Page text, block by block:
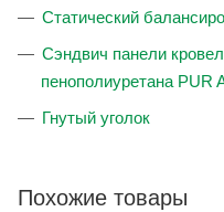
Статический
Сэндвич панели
пенополиуретана PUR
Гнутый уголок
Похожие товары